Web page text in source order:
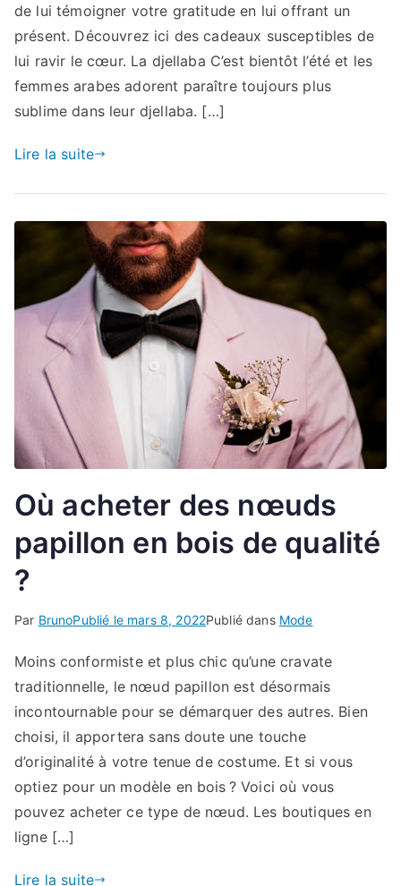
de lui témoigner votre gratitude en lui offrant un
présent. Découvrez ici des cadeaux susceptibles de
lui ravir le cœur. La djellaba C’est bientôt l’été et les
femmes arabes adorent paraître toujours plus
sublime dans leur djellaba. […]
Lire la suite
Où acheter des nœuds
papillon en bois de qualité
?
Par BrunoPublié le mars 8, 2022Publié dans Mode
Moins conformiste et plus chic qu’une cravate
traditionnelle, le nœud papillon est désormais
incontournable pour se démarquer des autres. Bien
choisi, il apportera sans doute une touche
d’originalité à votre tenue de costume. Et si vous
optiez pour un modèle en bois ? Voici où vous
pouvez acheter ce type de nœud. Les boutiques en
ligne […]
Lire la suite